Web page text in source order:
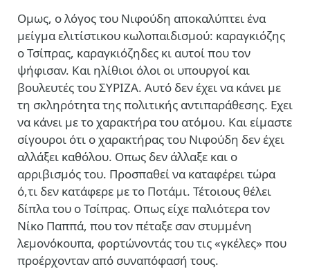
Ομως, ο λόγος του Νιφούδη αποκαλύπτει ένα
μείγμα ελιτίστικου κωλοπαιδισμού: καραγκιόζης
ο Τσίπρας, καραγκιόζηδες κι αυτοί που τον
ψήφισαν. Και ηλίθιοι όλοι οι υπουργοί και
βουλευτές του ΣΥΡΙΖΑ. Αυτό δεν έχει να κάνει με
τη σκληρότητα της πολιτικής αντιπαράθεσης. Εχει
να κάνει με το χαρακτήρα του ατόμου. Και είμαστε
σίγουροι ότι ο χαρακτήρας του Νιφούδη δεν έχει
αλλάξει καθόλου. Οπως δεν άλλαξε και ο
αρριβισμός του. Προσπαθεί να καταφέρει τώρα
ό,τι δεν κατάφερε με το Ποτάμι. Τέτοιους θέλει
δίπλα του ο Τσίπρας. Οπως είχε παλιότερα τον
Νίκο Παππά, που τον πέταξε σαν στυμμένη
λεμονόκουπα, φορτώνοντάς του τις «γκέλες» που
προέρχονταν από συναπόφασή τους.